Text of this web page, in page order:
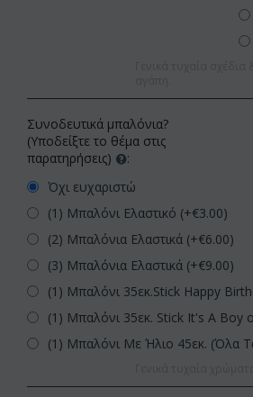
Συνοδευτικά μπαλόνια?
(Υποδείξτε το θέμα στις
παρατηρήσεις)
:
Όχι ευχαριστώ
(1) Μπαλόνι Ελαστικό (+€3.00)
(2) Μπαλόνια Ελαστικά (+€6.00)
(3) Μπαλόνια Ελαστικά (+€9.00)
(1) Μπαλόνι 35εκ.Stick Happy
(1) Μπαλόνι 35εκ. Stick It's A Boy
(1) Μπαλόνι Με Ήλιο 45εκ. (Όλα